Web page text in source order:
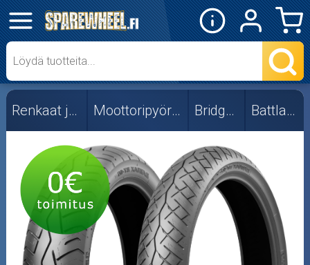
✕
Mopon osat
Skootterin osat
Crossipyörän osat
Moottoripyörän osat
Moottorikelkan osat
Mopoauton osat
Renkaat ja vanteet Moottoripyörän renkaat Bridgestone Battlax BT46